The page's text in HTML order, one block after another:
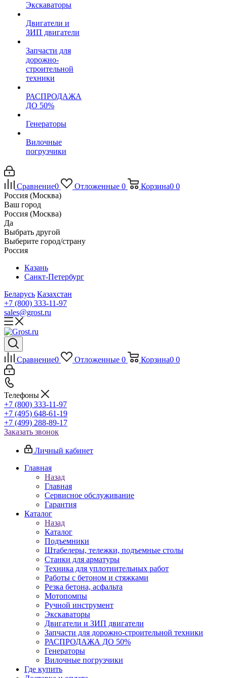
Экскаваторы
Двигатели и
ЗИП двигатели
Запчасти для
дорожно-
строительной
техники
РАСПРОДАЖА
ДО 50%
Генераторы
Вилочные
погрузчики
Сравнение0 Отложенные 0 Корзина0 0
Россия (Москва)
Ваш город
Россия (Москва)
Да
Выбрать другой
Выберите город/страну
Россия
Казань
Санкт-Петербург
Беларусь Казахстан
+7 (800) 333-11-97
sales@grost.ru
Сравнение0 Отложенные 0 Корзина0 0
Телефоны
+7 (800) 333-11-97
+7 (495) 648-61-19
+7 (499) 288-89-17
Заказать звонок
Личный кабинет
Главная
Назад
Главная
Сервисное обслуживание
Гарантия
Каталог
Назад
Каталог
Подъемники
Штабелеры, тележки, подъемные столы
Станки для арматуры
Техника для уплотнительных работ
Работы с бетоном и стяжками
Резка бетона, асфальта
Мотопомпы
Ручной инструмент
Экскаваторы
Двигатели и ЗИП двигатели
Запчасти для дорожно-строительной техники
РАСПРОДАЖА ДО 50%
Генераторы
Вилочные погрузчики
Где купить